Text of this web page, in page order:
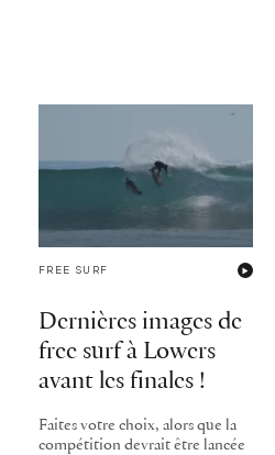
FREE SURF
Dernières images de
free surf à Lowers
avant les finales !
Faites votre choix, alors que la
compétition devrait être lancée